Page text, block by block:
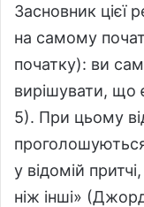
Засновник цієї
на самому
початку): ви
вирішувати, що
5). При цьому
у відомій
ніж інші»